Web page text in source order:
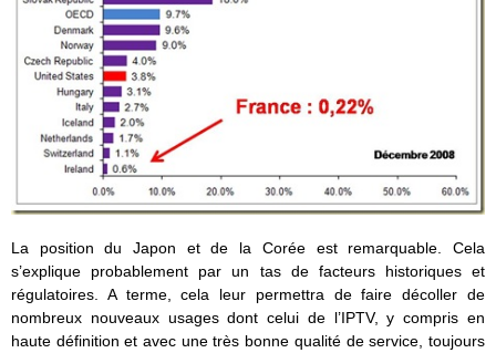
La position du Japon et de la Corée est remarquable. Cela
s’explique probablement par un tas de facteurs historiques et
régulatoires. A terme, cela leur permettra de faire décoller de
nombreux nouveaux usages dont celui de l’IPTV, y compris en
haute définition et avec une très bonne qualité de service, toujours